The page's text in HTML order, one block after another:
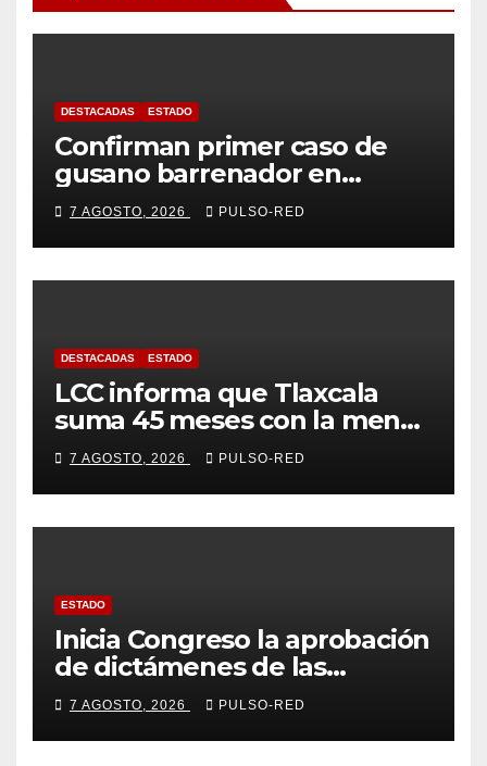
DESTACADAS ESTADO
Confirman primer caso de
gusano barrenador en
humano en Tlaxcala
7 AGOSTO, 2026 PULSO-RED
DESTACADAS ESTADO
LCC informa que Tlaxcala
suma 45 meses con la menor
tasa de delitos en el país
7 AGOSTO, 2026 PULSO-RED
ESTADO
Inicia Congreso la aprobación
de dictámenes de las
cuentas públicas de entes
fiscalizables del ejercicio
fiscal 2025
7 AGOSTO, 2026 PULSO-RED